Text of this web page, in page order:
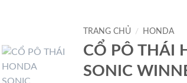
wishlist
TRANG CHỦ / HONDA
CỔ PÔ THÁI
SONIC